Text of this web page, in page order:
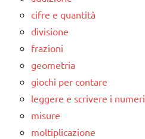
cifre e quantità
divisione
frazioni
geometria
giochi per contare
leggere e scrivere i numeri
misure
moltiplicazione